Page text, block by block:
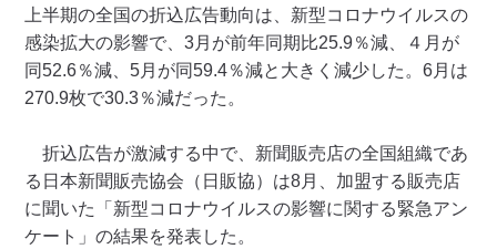
上半期の全国の折込広告動向は、新型コロナウイルスの
感染拡大の影響で、3月が前年同期比25.9％減、４月が
同52.6％減、5月が同59.4％減と大きく減少した。6月は
270.9枚で30.3％減だった。
折込広告が激減する中で、新聞販売店の全国組織であ
る日本新聞販売協会（日販協）は8月、加盟する販売店
に聞いた「新型コロナウイルスの影響に関する緊急アン
ケート」の結果を発表した。